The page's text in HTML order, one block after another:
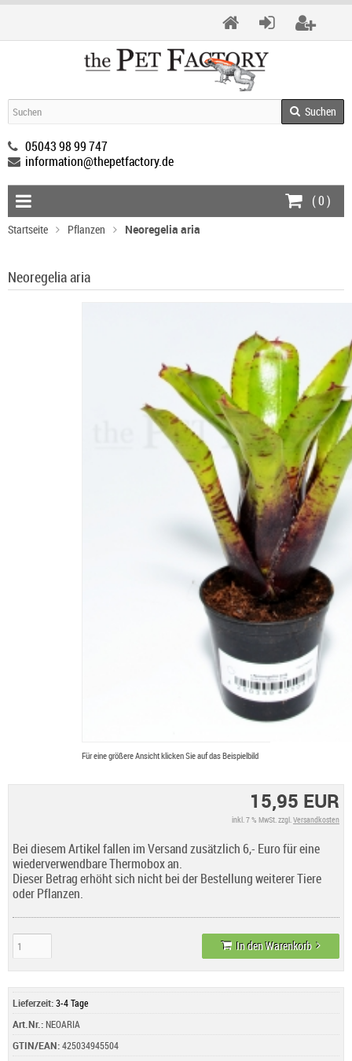
Suchen
05043 98 99 747
information@thepetfactory.de
(0)
Startseite Pflanzen Neoregelia aria
Neoregelia aria
Für eine größere Ansicht klicken Sie auf das Beispielbild
15,95 EUR
inkl. 7 % MwSt. zzgl. Versandkosten
Bei diesem Artikel fallen im Versand zusätzlich 6,- Euro für eine
wiederverwendbare Thermobox an.
Dieser Betrag erhöht sich nicht bei der Bestellung weiterer Tiere
oder Pflanzen.
In den Warenkorb
Lieferzeit:3-4 Tage
Art.Nr.:NEOARIA
GTIN/EAN:425034945504